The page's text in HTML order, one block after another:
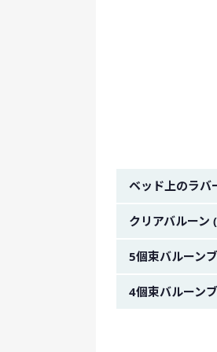
金額イメージ
ベッド上のラバ
クリアバルーン
5個束バルーン
4個束バルーン